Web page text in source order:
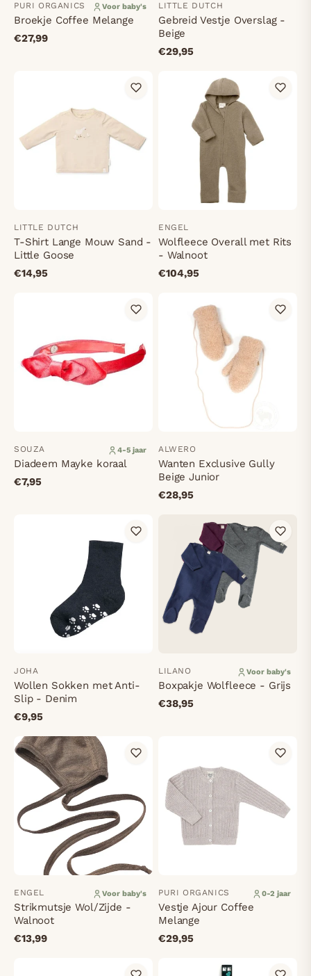
PURI ORGANICS Voor baby's
Broekje Coffee Melange
€27,99
LITTLE DUTCH
Gebreid Vestje Overslag -
Beige
€29,95
LITTLE DUTCH
T-Shirt Lange Mouw Sand -
Little Goose
€14,95
ENGEL
Wolfleece Overall met Rits
- Walnoot
€104,95
SOUZA 4-5 jaar
Diadeem Mayke koraal
€7,95
ALWERO
Wanten Exclusive Gully
Beige Junior
€28,95
JOHA
Wollen Sokken met Anti-
Slip - Denim
€9,95
LILANO Voor baby's
Boxpakje Wolfleece - Grijs
€38,95
ENGEL Voor baby's
Strikmutsje Wol/Zijde -
Walnoot
€13,99
PURI ORGANICS 0-2 jaar
Vestje Ajour Coffee
Melange
€29,95